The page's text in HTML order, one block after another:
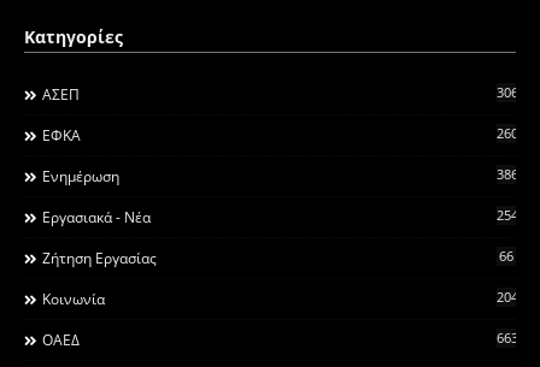
Κατηγορίες
ΑΣΕΠ 306
ΕΦΚΑ 260
Ενημέρωση 3868
Εργασιακά - Νέα 2546
Ζήτηση Εργασίας 66
Κοινωνία 2044
ΟΑΕΔ 663